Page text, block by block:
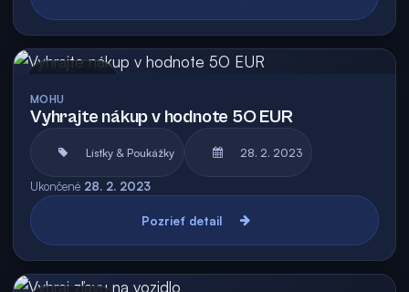
MOHU
Vyhrajte nákup v hodnote 5O EUR
Lístky & Poukážky 28. 2. 2023
Ukončené 28. 2. 2023
Pozrieť detail